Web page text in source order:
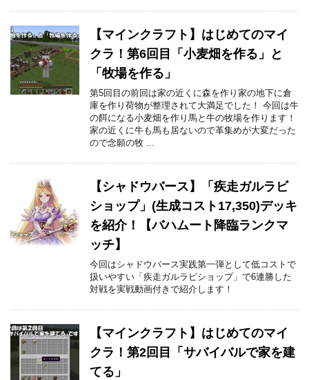
【マインクラフト】はじめてのマイ
クラ！第6回目「小麦畑を作る」と
「牧場を作る」
第5回目の前回は家の近くに森を作り家の地下に倉
庫を作り荷物が整理されて大満足でした！ 今回は牛
の餌になる小麦畑を作り馬と牛の牧場を作ります！
家の近くに牛も馬も居ないので革集めが大変だった
ので念願の牧 ...
【シャドウバース】「疾走ガルラビ
ショップ」(生成コスト17,350)デッキ
を紹介！【バハムート降臨ランクマ
ッチ】
今回はシャドウバース実践第一弾として低コストで
扱いやすい「疾走ガルラビショップ」で6連勝した
対戦を実戦動画付きで紹介します！
【マインクラフト】はじめてのマイ
クラ！第2回目「サバイバルで家を建
てる」